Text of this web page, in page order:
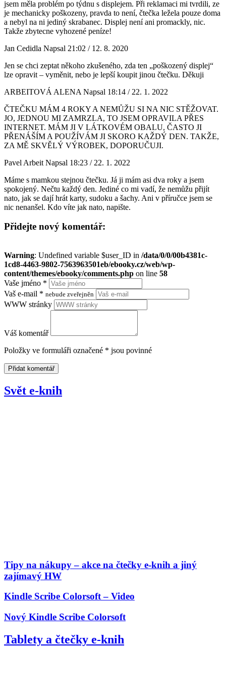
jsem měla problém po týdnu s displejem. Při reklamaci mi tvrdili, ze
je mechanicky poškozeny, pravda to není, čtečka ležela pouze doma
a nebyl na ni jediný skrabanec. Displej není ani promackly, nic.
Takže zbytecne vyhozené peníze!
Jan Cedidla Napsal 21:02 / 12. 8. 2020
Jen se chci zeptat někoho zkušeného, zda ten „poškozený displej“
lze opravit – vyměnit, nebo je lepší koupit jinou čtečku. Děkuji
ARBEITOVÁ ALENA Napsal 18:14 / 22. 1. 2022
ČTEČKU MÁM 4 ROKY A NEMŮŽU SI NA NIC STĚŽOVAT.
JO, JEDNOU MI ZAMRZLA, TO JSEM OPRAVILA PŘES
INTERNET. MÁM JI V LÁTKOVÉM OBALU, ČASTO JI
PŘENÁŠÍM A POUŽÍVÁM JI SKORO KAŽDÝ DEN. TAKŽE,
ZA MĚ SKVĚLÝ VÝROBEK, DOPORUČUJI.
Pavel Arbeit Napsal 18:23 / 22. 1. 2022
Máme s mamkou stejnou čtečku. Já ji mám asi dva roky a jsem
spokojený. Nečtu každý den. Jediné co mi vadí, že nemůžu přijít
nato, jak se dají hrát karty, sudoku a šachy. Ani v příručce jsem se
nic nenanšel. Kdo víte jak nato, napište.
Přidejte nový komentář:
Warning: Undefined variable $user_ID in /data/0/0/00b4381c-
1cd8-4463-9802-7563963501eb/ebooky.cz/web/wp-
content/themes/ebooky/comments.php on line 58
Vaše jméno *
Vaš e-mail * nebude zveřejněn
WWW stránky
Váš komentář
Položky ve formuláři označené * jsou povinné
Svět e-knih
Tipy na nákupy – akce na čtečky e-knih a jiný
zajímavý HW
Kindle Scribe Colorsoft – Video
Nový Kindle Scribe Colorsoft
Tablety a čtečky e-knih